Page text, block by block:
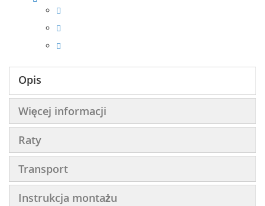
Opis
Więcej informacji
Raty
Transport
Instrukcja montażu